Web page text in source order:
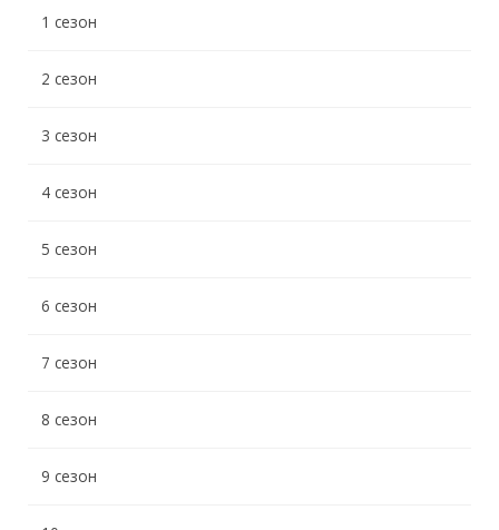
1 сезон
2 сезон
3 сезон
4 сезон
5 сезон
6 сезон
7 сезон
8 сезон
9 сезон